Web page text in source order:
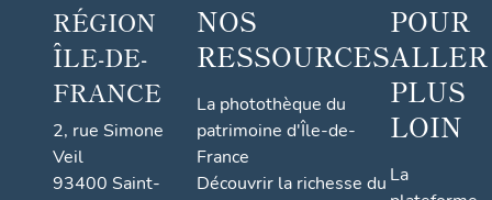
RÉGION
ÎLE-DE-
FRANCE
2, rue Simone
Veil
93400 Saint-
NOS
RESSOURCES
La photothèque du
patrimoine d'Île-de-
France
Découvrir la richesse du
POUR
ALLER
PLUS
LOIN
La